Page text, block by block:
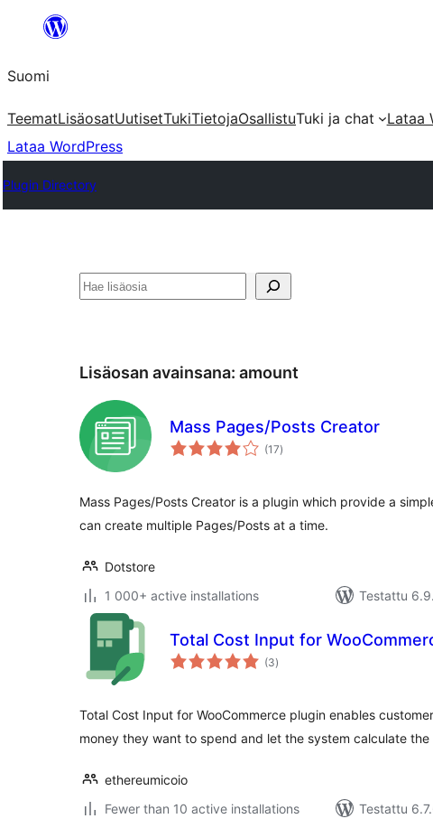
Suomi
TeematLisäosatUutisetTukiTietojaOsallistuTuki ja chat
Lataa
Lataa WordPress
Plugin Directory
Etsi
Lisäosan avainsana: amount
Mass Pages/Posts Creator
(17arvosanat
yhteensä
)
Mass Pages/Posts Creator is a plugin which provide a
can create multiple Pages/Posts at a time.
Dotstore
1 000+ active installations
Testattu
Total Cost Input for
(3arvosanat
yhteensä
)
Total Cost Input for WooCommerce plugin enables
money they want to spend and let the system calculate
ethereumicoio
Fewer than 10 active installations
Testattu